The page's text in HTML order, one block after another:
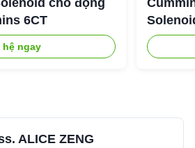
6CT
hệ ngay
ALICE ZENG